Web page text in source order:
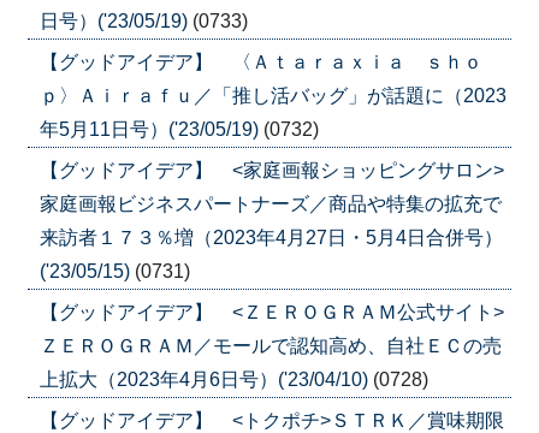
日号）('23/05/19) (0733)
【グッドアイデア】 〈Ａｔａｒａｘｉａ ｓｈｏ
ｐ〉Ａｉｒａｆｕ／「推し活バッグ」が話題に（2023
年5月11日号）('23/05/19) (0732)
【グッドアイデア】 <家庭画報ショッピングサロン>
家庭画報ビジネスパートナーズ／商品や特集の拡充で
来訪者１７３％増（2023年4月27日・5月4日合併号）
('23/05/15) (0731)
【グッドアイデア】 <ＺＥＲＯＧＲＡＭ公式サイト>
ＺＥＲＯＧＲＡＭ／モールで認知高め、自社ＥＣの売
上拡大（2023年4月6日号）('23/04/10) (0728)
【グッドアイデア】 <トクポチ>ＳＴＲＫ／賞味期限